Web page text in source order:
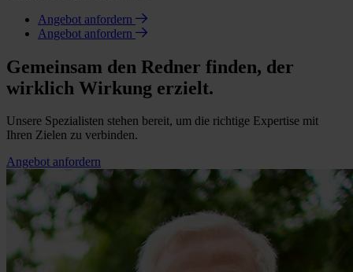
Angebot anfordern
Angebot anfordern
Gemeinsam den Redner finden, der
wirklich Wirkung erzielt.
Unsere Spezialisten stehen bereit, um die richtige Expertise mit
Ihren Zielen zu verbinden.
Angebot anfordern